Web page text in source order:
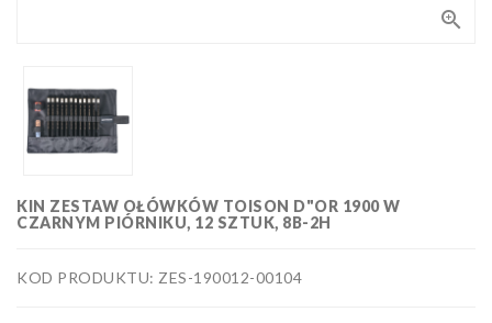
Flamastry,
markery i
zakreślacze
Linijki,
i cyrkle
Tusze i
kaligrafia
biurowe

KIN ZESTAW OŁÓWKÓW TOISON D"OR 1900 W
CZARNYM PIÓRNIKU, 12 SZTUK, 8B-2H
KOD PRODUKTU: ZES-190012-00104